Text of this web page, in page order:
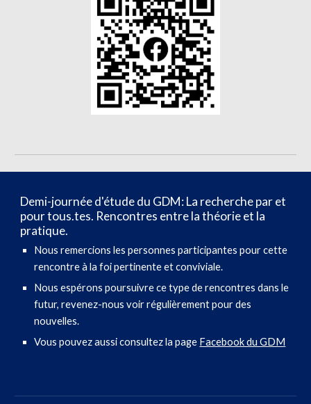
Demi-journée d'étude du GDM: La recherche par et
pour tous.tes. Rencontres entre la théorie et la
pratique.
Nous remercions les personnes participantes pour cette
rencontre à la foi pertinente et conviviale.
Nous espérons poursuivre ce type de rencontres dans le
futur, revenez-nous voir régulièrement pour des
nouvelles.
Vous pouvez aussi consultez la page Facebook du GDM